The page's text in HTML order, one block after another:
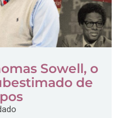
Sowell, o
de